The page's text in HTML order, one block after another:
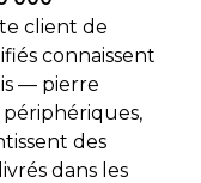
client de
connaissent
— pierre
des
dans les